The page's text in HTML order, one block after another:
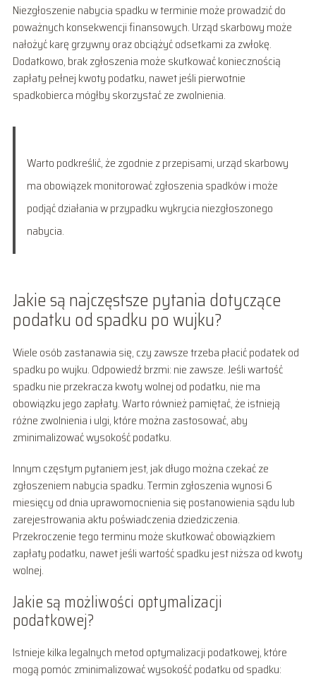
Niezgłoszenie nabycia spadku w terminie może prowadzić do
poważnych konsekwencji finansowych. Urząd skarbowy może
nałożyć karę grzywny oraz obciążyć odsetkami za zwłokę.
Dodatkowo, brak zgłoszenia może skutkować koniecznością
zapłaty pełnej kwoty podatku, nawet jeśli pierwotnie
spadkobierca mógłby skorzystać ze zwolnienia.
Warto podkreślić, że zgodnie z przepisami, urząd skarbowy
ma obowiązek monitorować zgłoszenia spadków i może
podjąć działania w przypadku wykrycia niezgłoszonego
nabycia.
Jakie są najczęstsze pytania dotyczące
podatku od spadku po wujku?
Wiele osób zastanawia się, czy zawsze trzeba płacić podatek od
spadku po wujku. Odpowiedź brzmi: nie zawsze. Jeśli wartość
spadku nie przekracza kwoty wolnej od podatku, nie ma
obowiązku jego zapłaty. Warto również pamiętać, że istnieją
różne zwolnienia i ulgi, które można zastosować, aby
zminimalizować wysokość podatku.
Innym częstym pytaniem jest, jak długo można czekać ze
zgłoszeniem nabycia spadku. Termin zgłoszenia wynosi 6
miesięcy od dnia uprawomocnienia się postanowienia sądu lub
zarejestrowania aktu poświadczenia dziedziczenia.
Przekroczenie tego terminu może skutkować obowiązkiem
zapłaty podatku, nawet jeśli wartość spadku jest niższa od kwoty
wolnej.
Jakie są możliwości optymalizacji
podatkowej?
Istnieje kilka legalnych metod optymalizacji podatkowej, które
mogą pomóc zminimalizować wysokość podatku od spadku: